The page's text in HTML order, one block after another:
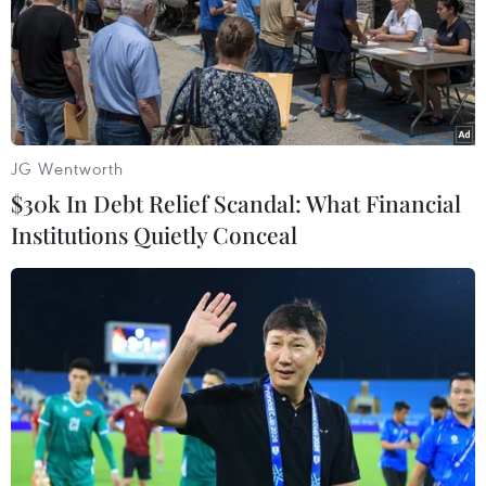
Nhật Bản lập hệ thống giám sát người
nước ngoài nhiễm COVID-19
18/01/2021 02:42
MHLW đang tìm cách kết nối hai hệ thống dữ liệu với
nhau thông qua số hộ chiếu của người nhập cảnh, từ đó
các cơ sở y tế trên toàn quốc có thể chia sẻ thông tin về
JG Wentworth
$30k In Debt Relief Scandal: What Financial
Institutions Quietly Conceal